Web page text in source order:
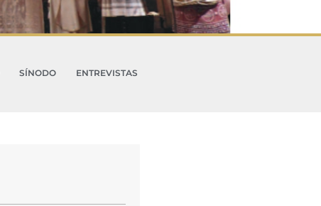
SÍNODO
ENTREVISTAS